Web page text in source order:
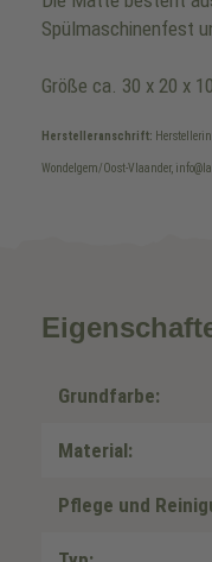
Spülmaschinenfest
Größe ca. 30 x 20 x
Herstelleranschrift:
Wondelgem/Oost-Vlaander,
Grundfarbe:
Material:
Pflege und